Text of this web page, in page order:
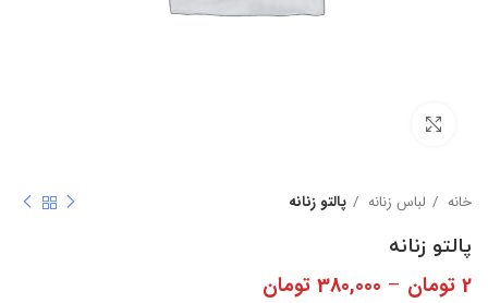
خانه لباس زنانه پالتو زنانه
پالتو زنانه
2 تومان –
380,000 تومان